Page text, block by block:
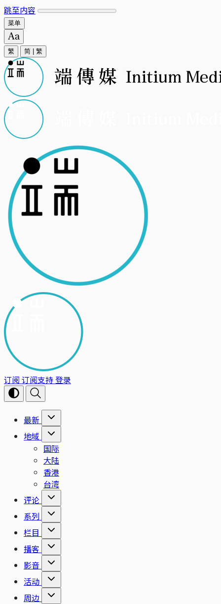
跳至内容
菜单
繁 简 繁
订阅 订阅支持登录
最新
地域
国际
大陆
香港
台湾
评论
系列
栏目
播客
影音
活动
周边